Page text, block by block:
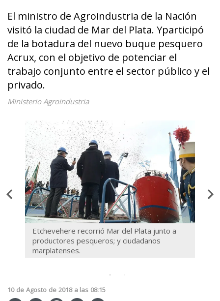
El ministro de Agroindustria de la Nación
visitó la ciudad de Mar del Plata. Yparticipó
de la botadura del nuevo buque pesquero
Acrux, con el objetivo de potenciar el
trabajo conjunto entre el sector público y el
privado.
Ministerio Agroindustria
Etchevehere recorrió Mar del Plata junto a
productores pesqueros; y ciudadanos
marplatenses.
10 de Agosto de 2018 a las 08:15